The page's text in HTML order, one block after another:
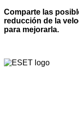
Comparte las
reducción de la
para mejorarla.